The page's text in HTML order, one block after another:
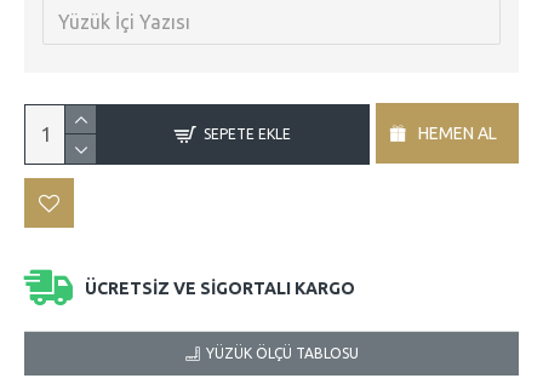
SEPETE EKLE HEMEN AL
ÜCRETSİZ VE SİGORTALI KARGO
YÜZÜK ÖLÇÜ TABLOSU